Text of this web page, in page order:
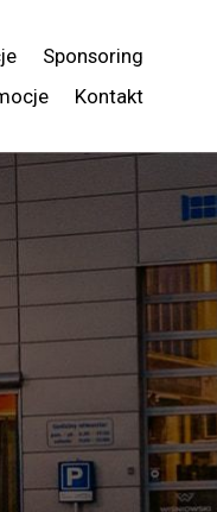
Sponsoring
Kontakt